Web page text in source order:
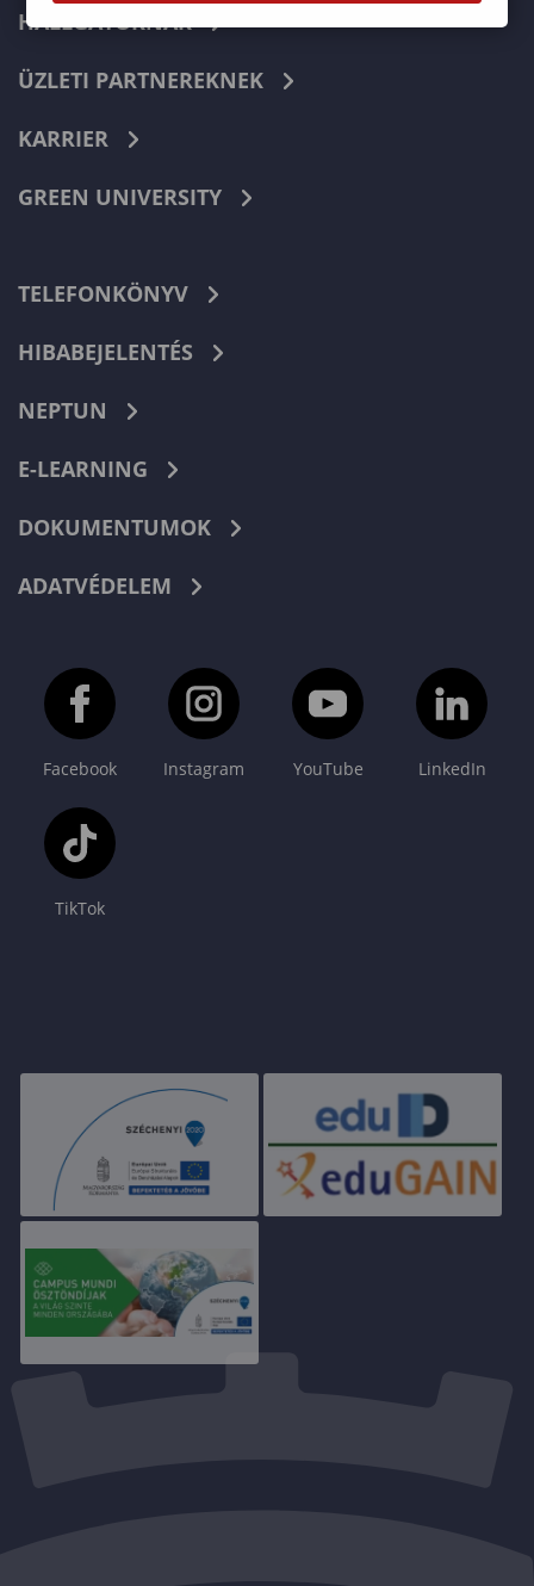
HALLGATÓKNAK
ÜZLETI PARTNEREKNEK
KARRIER
GREEN UNIVERSITY
TELEFONKÖNYV
HIBABEJELENTÉS
NEPTUN
E-LEARNING
DOKUMENTUMOK
ADATVÉDELEM
Facebook Instagram YouTube LinkedIn
TikTok